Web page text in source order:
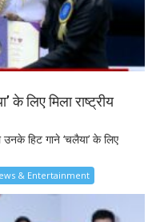
के लिए मिला राष्ट्रीय
हिट गाने ‘चलैया’ के लिए
& Entertainment